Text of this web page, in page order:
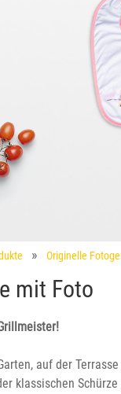
Originelle
mit Foto
auf der
klassischen